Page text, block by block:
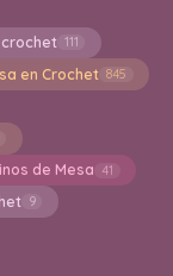
111
en Crochet 845
de Mesa 41
9